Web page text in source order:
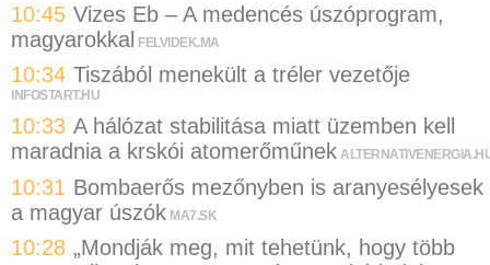
10:45 Vizes Eb – A medencés úszóprogram,
magyarokkal FELVIDEK.MA
10:34 Tiszából menekült a tréler vezetője
INFOSTART.HU
10:33 A hálózat stabilitása miatt üzemben kell
maradnia a krskói atomerőműnek
10:31 Bombaerős mezőnyben is aranyesélyesek
a magyar úszók MA7.SK
10:28 „Mondják meg, mit tehetünk, hogy több